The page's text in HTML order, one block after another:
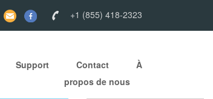
+1 (855) 418-2323
Support Contact
À
propos de nous